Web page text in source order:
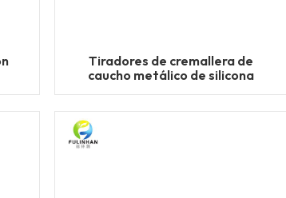
Tiradores de cremallera de
caucho metálico de silicona